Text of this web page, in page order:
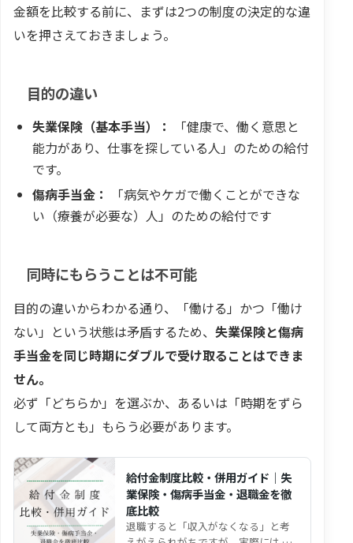
金額を比較する前に、まずは2つの制度の決定的な違
いを押さえておきましょう。
目的の違い
失業保険（基本手当）：
「健康で、働く意思と
能力があり、仕事を探している人」のための給付
です。
傷病手当金：
「病気やケガで働くことができな
い（療養が必要な）人」のための給付です
同時にもらうことは不可能
目的の違いからわかる通り、「働ける」かつ「働け
ない」という状態は矛盾するため、 失業保険と傷病
手当金を同じ時期にダブルで受け取ることはできま
せん。
必ず「どちらか」を選ぶか、あるいは「時期をずら
して両方とも」もらう必要があります。
給付金制度比較・併用ガイド｜失
業保険・傷病手当金・退職金を徹
底比較
退職すると「収入がなくなる」と考